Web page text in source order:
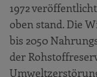
1972
oben stand. Die
bis 2050
der